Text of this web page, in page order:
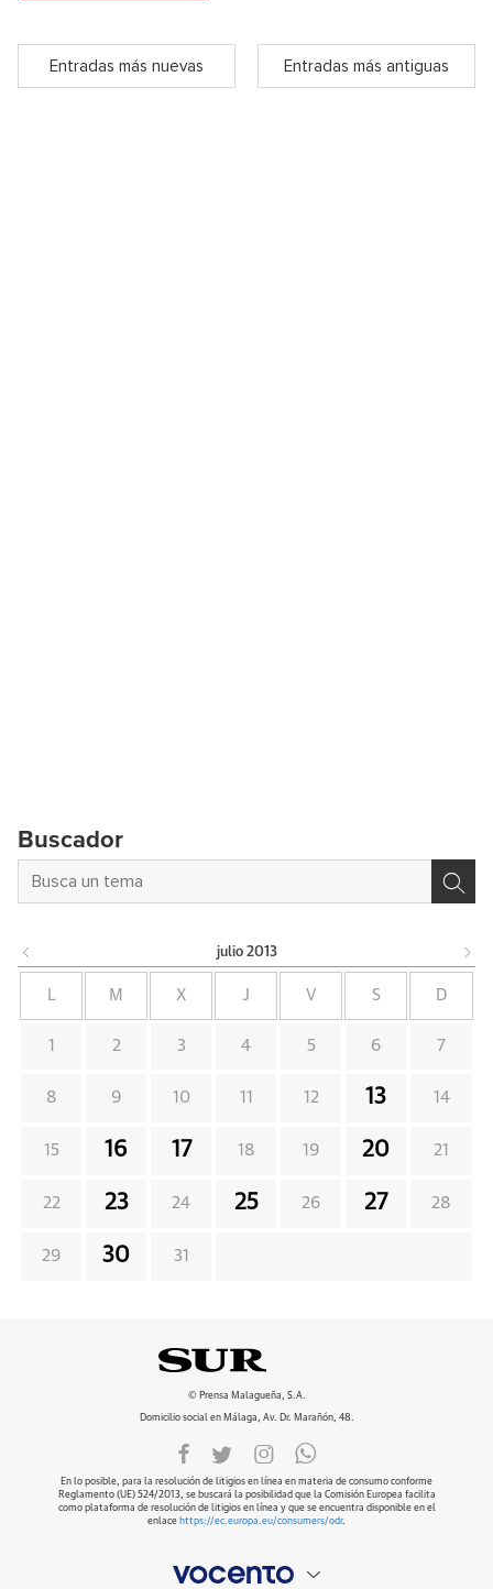
Entradas más nuevas Entradas más antiguas
Buscador
julio 2013
L M X J V S D
1 2 3 4 5 6 7
8 9 10 11 12 13 14
15 16 17 18 19 20 21
22 23 24 25 26 27 28
29 30 31
© Prensa Malagueña, S.A.
Domicilio social en Málaga, Av. Dr. Marañón, 48.
En lo posible, para la resolución de litigios en línea en materia de consumo conforme
Reglamento (UE) 524/2013, se buscará la posibilidad que la Comisión Europea facilita
como plataforma de resolución de litigios en línea y que se encuentra disponible en el
enlace https://ec.europa.eu/consumers/odr.